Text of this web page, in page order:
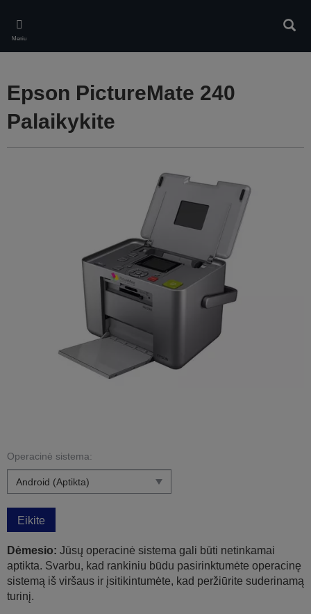
main
content
Meniu
Epson PictureMate 240
Palaikykite
Operacinė sistema:
Eikite
Dėmesio: Jūsų operacinė sistema gali būti netinkamai
aptikta. Svarbu, kad rankiniu būdu pasirinktumėte operacinę
sistemą iš viršaus ir įsitikintumėte, kad peržiūrite suderinamą
turinį.